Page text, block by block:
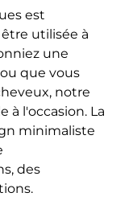
est
utilisée à
une
que vous
notre
à l'occasion. La
minimaliste
des